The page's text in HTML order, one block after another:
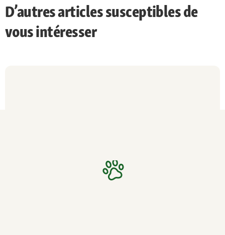
D’autres articles susceptibles de
vous intéresser